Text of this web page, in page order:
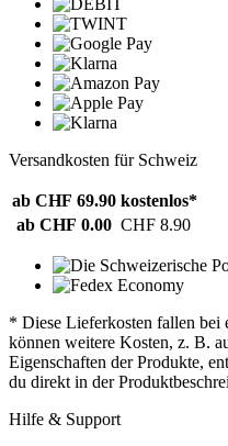
Versandkosten für Schweiz
ab CHF 69.90 kostenlos*
ab CHF 0.00 CHF 8.90
* Diese Lieferkosten fallen bei
können weitere Kosten, z. B.
Eigenschaften der Produkte,
du direkt in der
Hilfe & Support